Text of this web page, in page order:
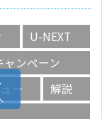
U-NEXT
ャンペーン
ー
解説